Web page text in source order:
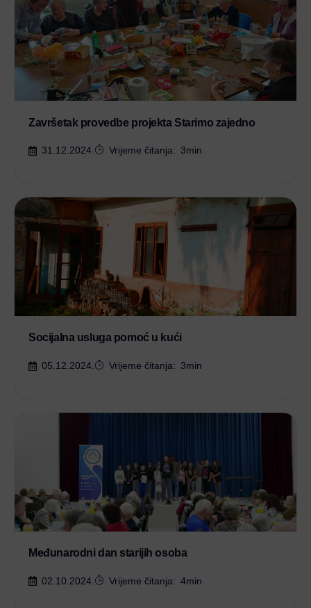
Završetak provedbe projekta Starimo zajedno
31.12.2024. Vrijeme čitanja: 3min
Socijalna usluga pomoć u kući
05.12.2024. Vrijeme čitanja: 3min
Međunarodni dan starijih osoba
02.10.2024. Vrijeme čitanja: 4min